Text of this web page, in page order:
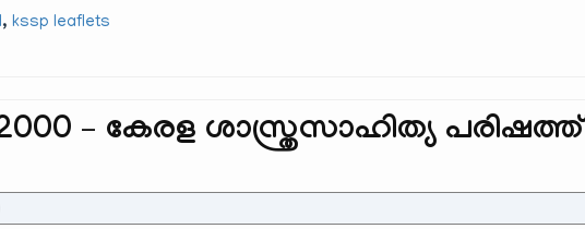
,kssp leaflets
– കേരള ശാസ്ത്രസാഹിത്യ പരിഷത്ത്